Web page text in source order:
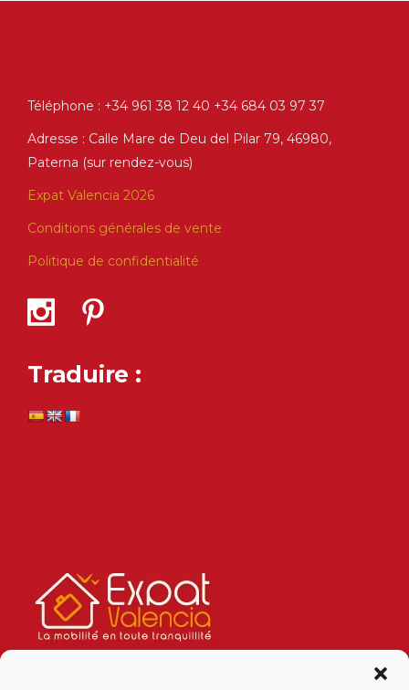
Téléphone : +34 961 38 12 40 +34 684 03 97 37
Adresse : Calle Mare de Deu del Pilar 79, 46980,
Paterna (sur rendez-vous)
Expat Valencia 2026
Conditions générales de vente
Politique de confidentialité
Traduire :